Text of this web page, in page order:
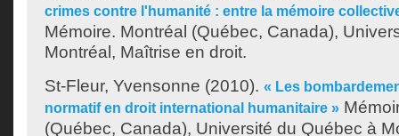
crimes contre l'humanité : entre la mémoire
Mémoire. Montréal (Québec, Canada),
Montréal, Maîtrise en droit.
St-Fleur, Yvensonne (2010). « Les
normatif en droit international humanitaire »
(Québec, Canada), Université du Québec à